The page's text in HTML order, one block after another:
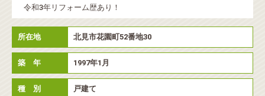
令和3年リフォーム歴あり！
所在地 北見市花園町52番地30
築 年 1997年1月
種 別 戸建て